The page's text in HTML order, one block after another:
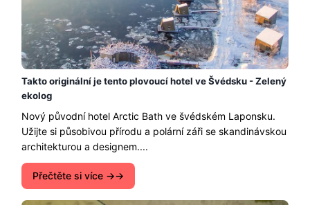
Takto originální je tento plovoucí hotel ve Švédsku - Zelený
ekolog
Nový původní hotel Arctic Bath ve švédském Laponsku.
Užijte si působivou přírodu a polární záři se skandinávskou
architekturou a designem....
Přečtěte si více →